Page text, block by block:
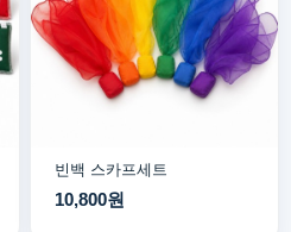
빈백 스카프세트
10,800원